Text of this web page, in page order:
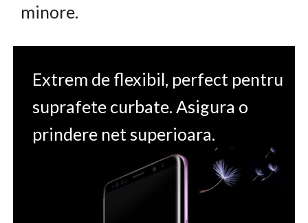
minore.
Extrem de flexibil, perfect pentru
suprafete curbate. Asigura o
prindere net superioara.